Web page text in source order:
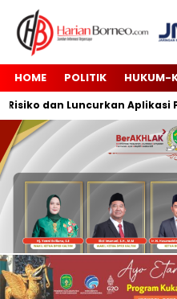
HOME POLITIK HUKUM-
dan Luncurkan Aplikasi